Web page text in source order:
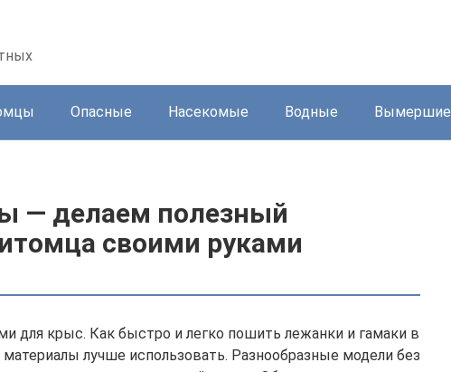
Опасные Насекомые Водные Вымершие
— делаем полезный
своими руками
для крыс. Как быстро и легко пошить лежанки и гамаки в
лучше использовать. Разнообразные модели без